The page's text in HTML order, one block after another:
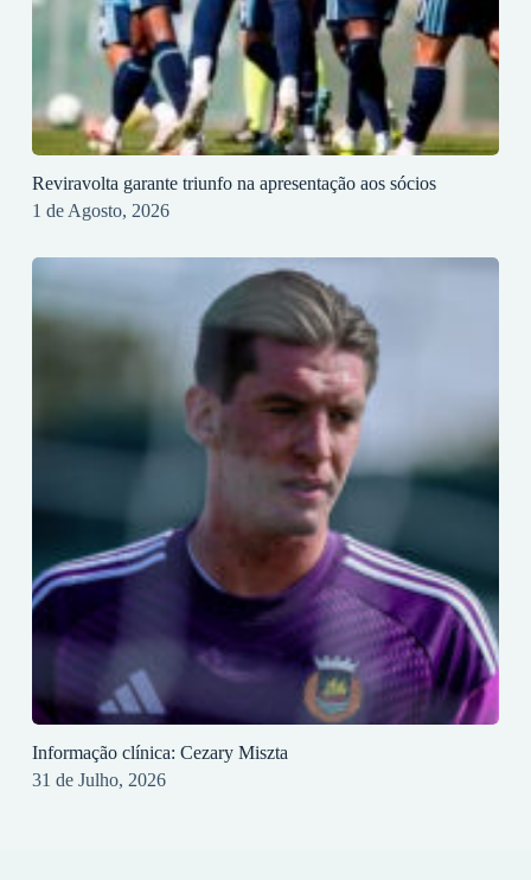
Reviravolta garante triunfo na apresentação aos sócios
1 de Agosto, 2026
Informação clínica: Cezary Miszta
31 de Julho, 2026